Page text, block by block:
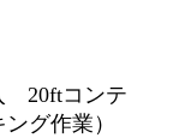
20ftコンテ
グ作業）